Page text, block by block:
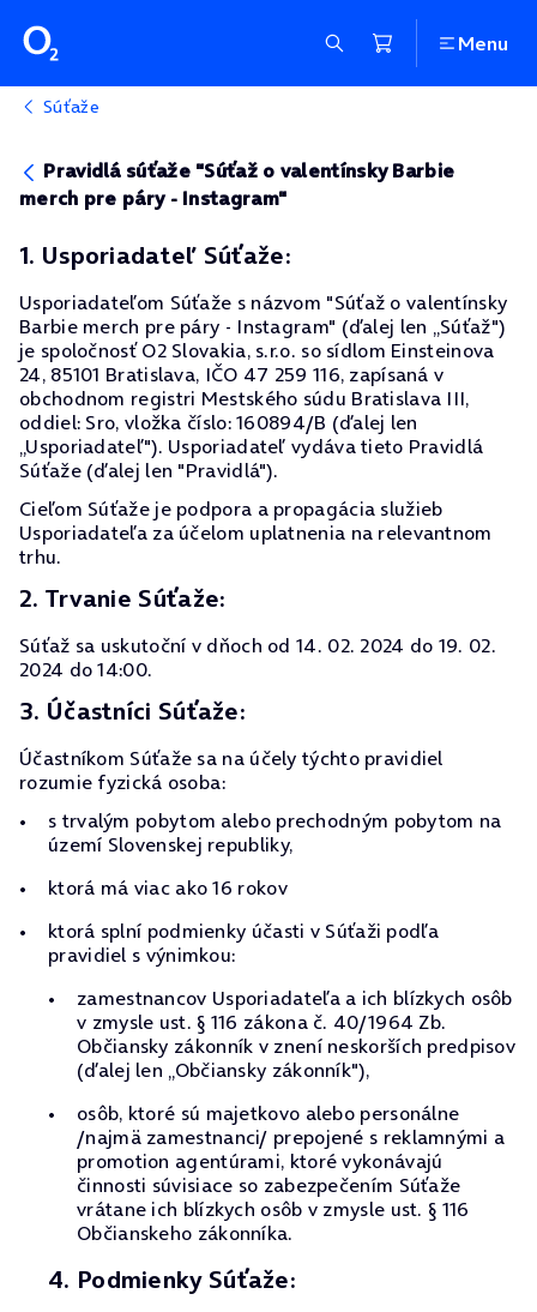
Menu
Súťaže
Pravidlá súťaže "Súťaž o valentínsky Barbie
merch pre páry - Instagram"
1. Usporiadateľ Súťaže:
Usporiadateľom Súťaže s názvom "Súťaž o valentínsky
Barbie merch pre páry - Instagram" (ďalej len „Súťaž")
je spoločnosť O2 Slovakia, s.r.o. so sídlom Einsteinova
24, 85101 Bratislava, IČO 47 259 116, zapísaná v
obchodnom registri Mestského súdu Bratislava III,
oddiel: Sro, vložka číslo: 160894/B (ďalej len
„Usporiadateľ"). Usporiadateľ vydáva tieto Pravidlá
Súťaže (ďalej len "Pravidlá").
Cieľom Súťaže je podpora a propagácia služieb
Usporiadateľa za účelom uplatnenia na relevantnom
trhu.
2. Trvanie Súťaže:
Súťaž sa uskutoční v dňoch od 14. 02. 2024 do 19. 02.
2024 do 14:00.
3. Účastníci Súťaže:
Účastníkom Súťaže sa na účely týchto pravidiel
rozumie fyzická osoba:
s trvalým pobytom alebo prechodným pobytom na
území Slovenskej republiky,
ktorá má viac ako 16 rokov
ktorá splní podmienky účasti v Súťaži podľa
pravidiel s výnimkou:
zamestnancov Usporiadateľa a ich blízkych osôb
v zmysle ust. § 116 zákona č. 40/1964 Zb.
Občiansky zákonník v znení neskorších predpisov
(ďalej len „Občiansky zákonník"),
osôb, ktoré sú majetkovo alebo personálne
/najmä zamestnanci/ prepojené s reklamnými a
promotion agentúrami, ktoré vykonávajú
činnosti súvisiace so zabezpečením Súťaže
vrátane ich blízkych osôb v zmysle ust. § 116
Občianskeho zákonníka.
4. Podmienky Súťaže: